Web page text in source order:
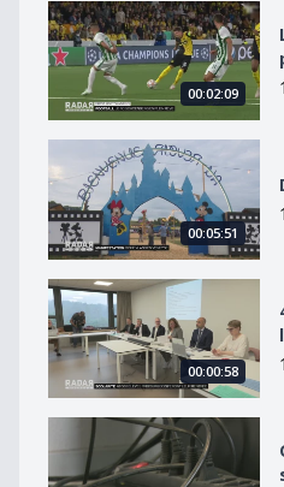
Le FC Schoenberg en plein
00:02:09
Disneyland en Veveyse
00:05:51
48&#039;000 enfants
00:00:58
Groupe E présente sa